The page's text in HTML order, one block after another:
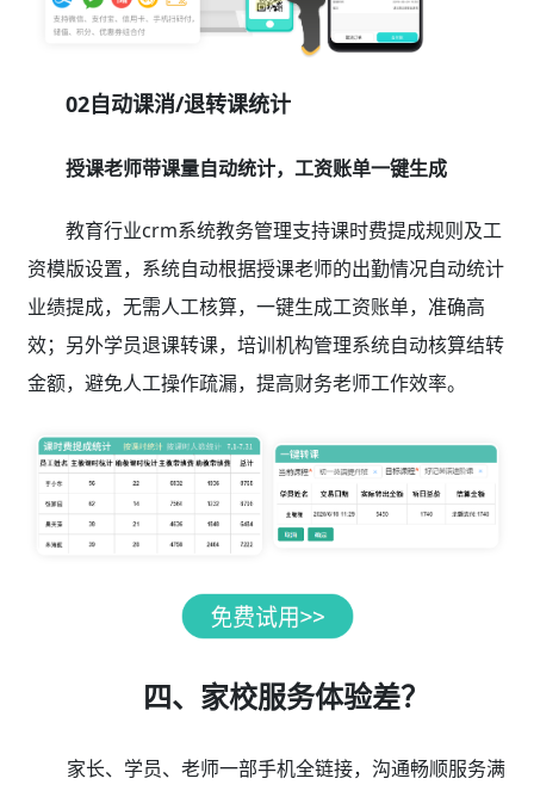
02自动课消/退转课统计
授课老师带课量自动统计，工资账单一键生成
教育行业crm系统教务管理支持课时费提成规则及工
资模版设置，系统自动根据授课老师的出勤情况自动统计
业绩提成，无需人工核算，一键生成工资账单，准确高
效；另外学员退课转课，培训机构管理系统自动核算结转
金额，避免人工操作疏漏，提高财务老师工作效率。
四、家校服务体验差？
家长、学员、老师一部手机全链接，沟通畅顺服务满